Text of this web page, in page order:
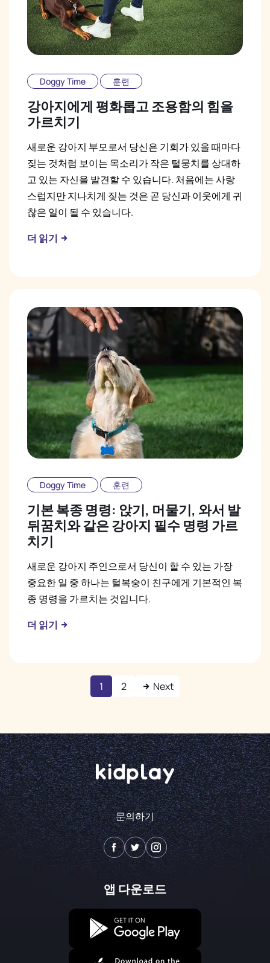
Doggy Time 훈련
강아지에게 평화롭고 조용함의 힘을
가르치기
새로운 강아지 부모로서 당신은 기회가 있을 때마다
짖는 것처럼 보이는 목소리가 작은 털뭉치를 상대하
고 있는 자신을 발견할 수 있습니다. 처음에는 사랑
스럽지만 지나치게 짖는 것은 곧 당신과 이웃에게 귀
찮은 일이 될 수 있습니다.
더 읽기
Doggy Time 훈련
기본 복종 명령: 앉기, 머물기, 와서 발
뒤꿈치와 같은 강아지 필수 명령 가르
치기
새로운 강아지 주인으로서 당신이 할 수 있는 가장
중요한 일 중 하나는 털복숭이 친구에게 기본적인 복
종 명령을 가르치는 것입니다.
더 읽기
1 2 Next
문의하기
앱 다운로드